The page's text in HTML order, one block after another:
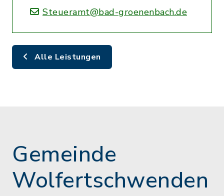
Steueramt@bad-groenenbach.de
Alle Leistungen
Gemeinde
Wolfertschwenden